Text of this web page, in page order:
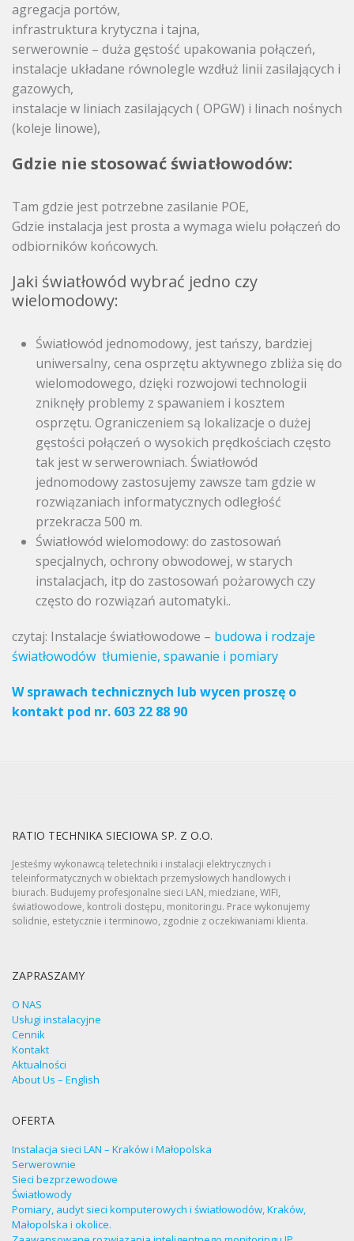
agregacja portów,
infrastruktura krytyczna i tajna,
serwerownie – duża gęstość upakowania połączeń,
instalacje układane równolegle wzdłuż linii zasilających i
gazowych,
instalacje w liniach zasilających ( OPGW) i linach nośnych
(koleje linowe),
Gdzie nie stosować światłowodów:
Tam gdzie jest potrzebne zasilanie POE,
Gdzie instalacja jest prosta a wymaga wielu połączeń do
odbiorników końcowych.
Jaki światłowód wybrać jedno czy
wielomodowy:
Światłowód jednomodowy, jest tańszy, bardziej
uniwersalny, cena osprzętu aktywnego zbliża się do
wielomodowego, dzięki rozwojowi technologii
zniknęły problemy z spawaniem i kosztem
osprzętu. Ograniczeniem są lokalizacje o dużej
gęstości połączeń o wysokich prędkościach często
tak jest w serwerowniach. Światłowód
jednomodowy zastosujemy zawsze tam gdzie w
rozwiązaniach informatycznych odległość
przekracza 500 m.
Światłowód wielomodowy: do zastosowań
specjalnych, ochrony obwodowej, w starych
instalacjach, itp do zastosowań pożarowych czy
często do rozwiązań automatyki..
czytaj: Instalacje światłowodowe – budowa i rodzaje
światłowodów tłumienie, spawanie i pomiary
W sprawach technicznych lub wycen proszę o
kontakt pod nr. 603 22 88 90
RATIO TECHNIKA SIECIOWA SP. Z O.O.
Jesteśmy wykonawcą teletechniki i instalacji elektrycznych i
teleinformatycznych w obiektach przemysłowych handlowych i
biurach. Budujemy profesjonalne sieci LAN, miedziane, WIFI,
światłowodowe, kontroli dostępu, monitoringu. Prace wykonujemy
solidnie, estetycznie i terminowo, zgodnie z oczekiwaniami klienta.
ZAPRASZAMY
O NAS
Usługi instalacyjne
Cennik
Kontakt
Aktualności
About Us – English
OFERTA
Instalacja sieci LAN – Kraków i Małopolska
Serwerownie
Sieci bezprzewodowe
Światłowody
Pomiary, audyt sieci komputerowych i światłowodów, Kraków,
Małopolska i okolice.